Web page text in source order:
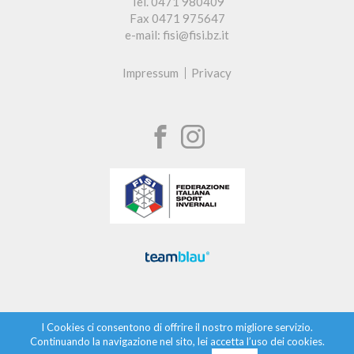
Fax 0471 975647
e-mail: fisi@fisi.bz.it
Impressum Privacy
I Cookies ci consentono di offrire il nostro migliore servizio.
Continuando la navigazione nel sito, lei accetta l’uso dei cookies.